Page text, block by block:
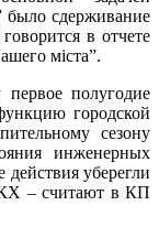
было сдерживание
в отчете
міста”.
полугодие
городской
сезону
инженерных
уберегли
– считают в КП